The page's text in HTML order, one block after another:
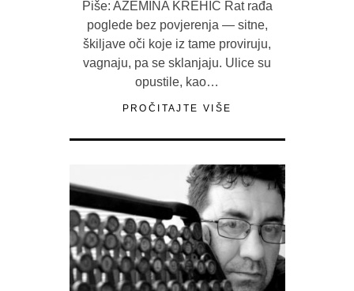
Piše: AZEMINA KREHIĆ Rat rađa
poglede bez povjerenja — sitne,
škiljave oči koje iz tame proviruju,
vagnaju, pa se sklanjaju. Ulice su
opustile, kao…
PROČITAJTE VIŠE